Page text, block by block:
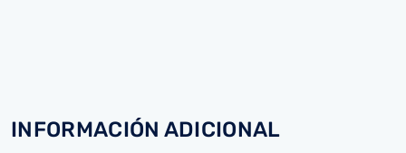
INFORMACIÓN ADICIONAL